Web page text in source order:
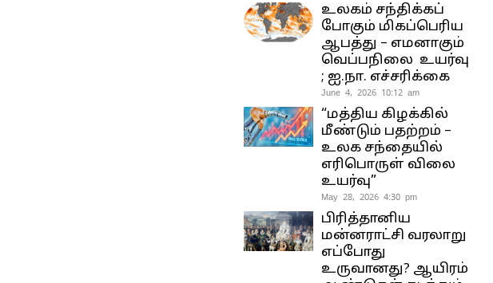
உலகம் சந்திக்கப்
போகும் மிகப்பெரிய
ஆபத்து – எமனாகும்
வெப்பநிலை உயர்வு
; ஐ.நா. எச்சரிக்கை
June 4, 2026 10:12 am
“மத்திய கிழக்கில்
மீண்டும் பதற்றம் –
உலக சந்தையில்
எரிபொருள் விலை
உயர்வு”
May 28, 2026 4:30 pm
பிரித்தானிய
மன்னராட்சி வரலாறு
எப்போது
உருவானது? ஆயிரம்